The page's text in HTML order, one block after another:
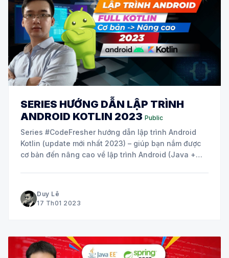
SERIES HƯỚNG DẪN LẬP TRÌNH
ANDROID KOTLIN 2023 Public
Series #CodeFresher hướng dẫn lập trình Android
Kotlin (update mới nhất 2023) – giúp bạn nắm được
cơ bản đến nâng cao về lập trình Android (Java +
Duy Lê
17 Th01 2023